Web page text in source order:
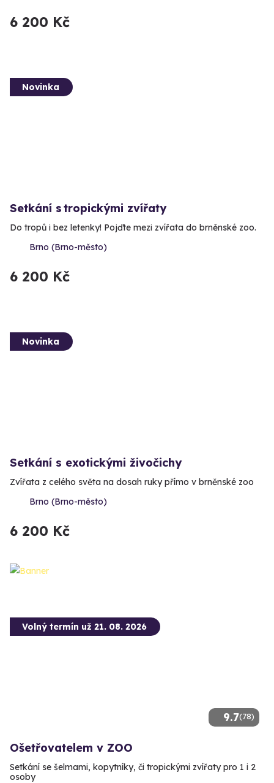
6 200 Kč
Novinka
Setkání s tropickými zvířaty
Do tropů i bez letenky! Pojďte mezi zvířata do brněnské zoo.
Brno (Brno-město)
6 200 Kč
Novinka
Setkání s exotickými živočichy
Zvířata z celého světa na dosah ruky přímo v brněnské zoo
Brno (Brno-město)
6 200 Kč
9.7(78)
Volný termín už 21. 08. 2026
Ošetřovatelem v ZOO
Setkání se šelmami, kopytníky, či tropickými zvířaty pro 1 i 2
osoby